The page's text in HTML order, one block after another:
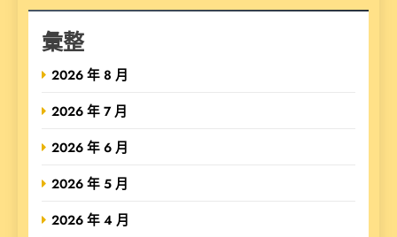
彙整
2026 年 8 月
2026 年 7 月
2026 年 6 月
2026 年 5 月
2026 年 4 月